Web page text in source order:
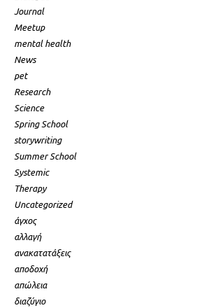
Journal
Meetup
mental health
News
pet
Research
Science
Spring School
storywriting
Summer School
Systemic
Therapy
Uncategorized
άγχος
αλλαγή
ανακατατάξεις
αποδοχή
απώλεια
διαζύγιο